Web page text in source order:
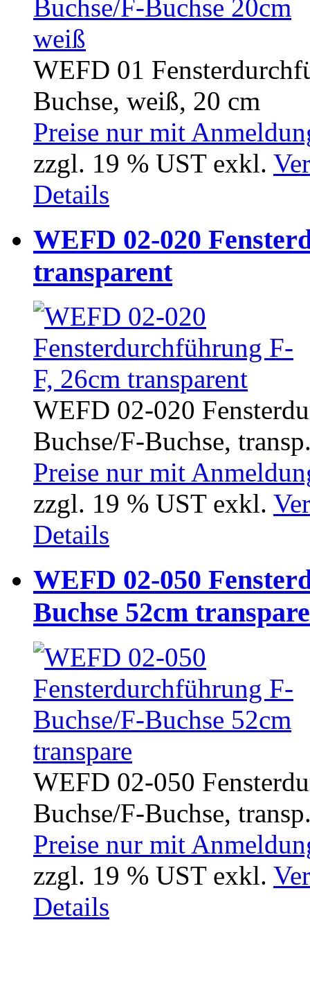
WEFD 01
Buchse, weiß, 20 cm
Preise nur mit
zzgl. 19 % UST exkl.
Details
WEFD 02-020
transparent
WEFD 02-020
Buchse/F-Buchse,
Preise nur mit
zzgl. 19 % UST exkl.
Details
WEFD 02-050
Buchse 52cm transpare
WEFD 02-050
Buchse/F-Buchse,
Preise nur mit
zzgl. 19 % UST exkl.
Details